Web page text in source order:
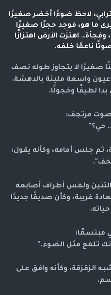
لاحظ ضوءًا أخضر صغيرًا
ما هو، فوجد حجرًا صغيرًا
اهتزّت الأرض اهتزازًا
ناعمًا خلفه.
صغيرًا لا يتجاوز طوله نصف
واسعة مليئة بالدهشة.
لطيفًا وخجولًا.
مرتجف:
حي؟"
ثم جلس أمامه، وكأنه يقول:
ولمس أطراف أصابعه
غريبة، وكأن صديقًا جديدًا
مبتسمًا:
تلمع مثل الضوء."
الزقزقة، وكأنه وافق على